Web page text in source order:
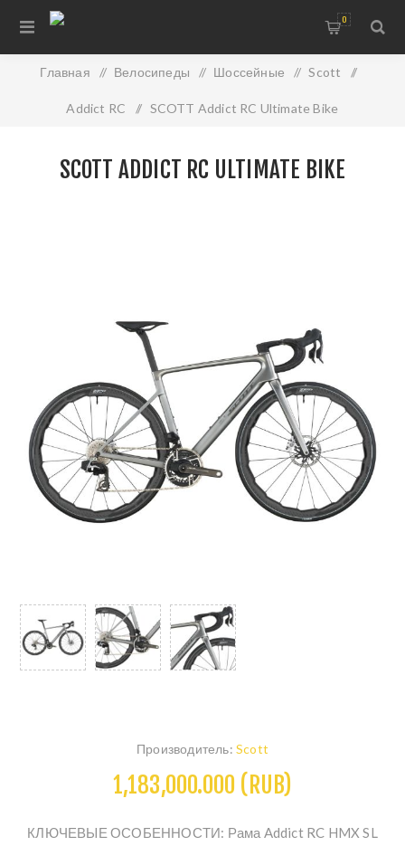
0
Главная / Велосипеды / Шоссейные / Scott /
Addict RC / SCOTT Addict RC Ultimate Bike
SCOTT ADDICT RC ULTIMATE BIKE
Производитель: Scott
1,183,000.000 (RUB)
КЛЮЧЕВЫЕ ОСОБЕННОСТИ: Рама Addict RC HMX SL